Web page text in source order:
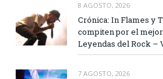
8 AGOSTO, 2026
Crónica: In Flames y
compiten por el
Leyendas del Rock –
7 AGOSTO, 2026